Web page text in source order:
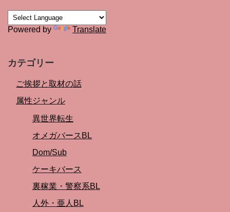
Powered by Translate
カテゴリー
ご挨拶と取材の話
属性ジャンル
異世界転生
オメガバースBL
Dom/Sub
ケーキバース
裏稼業・警察系BL
人外・亜人BL